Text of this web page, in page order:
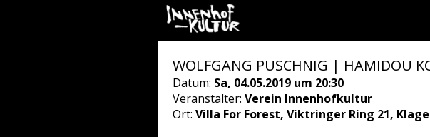
WOLFGANG PUSCHNIG | HAMIDOU
Datum: Sa, 04.05.2019 um 20:30
Veranstalter: Verein Innenhofkultur
Ort: Villa For Forest, Viktringer Ring 21,